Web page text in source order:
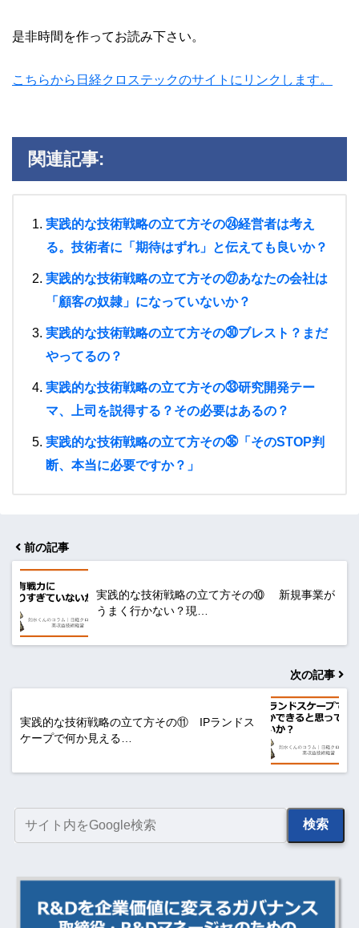
是非時間を作ってお読み下さい。
こちらから日経クロステックのサイトにリンクします。
関連記事:
実践的な技術戦略の立て方その㉔経営者は考え
る。技術者に「期待はずれ」と伝えても良いか？
実践的な技術戦略の立て方その㉗あなたの会社は
「顧客の奴隷」になっていないか？
実践的な技術戦略の立て方その㉚ブレスト？まだ
やってるの？
実践的な技術戦略の立て方その㉝研究開発テー
マ、上司を説得する？その必要はあるの？
実践的な技術戦略の立て方その㊱「そのSTOP判
断、本当に必要ですか？」
前の記事
実践的な技術戦略の立て方その⑩ 新規事業が
うまく行かない？現…
次の記事
実践的な技術戦略の立て方その⑪ IPランドス
ケープで何か見える…
検索